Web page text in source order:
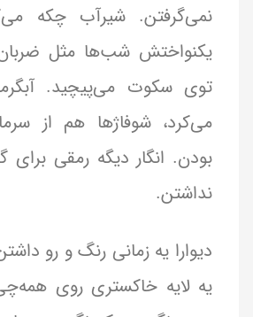
نمی‌گرفتن. شیرآب چکه
یکنواختش شب‌ها مثل
توی سکوت می‌پیچید.
می‌کرد، شوفاژها هم از
بودن. انگار دیگه رمقی برای
نداشتن.
دیوارا یه زمانی رنگ و رو
یه لایه خاکستری روی